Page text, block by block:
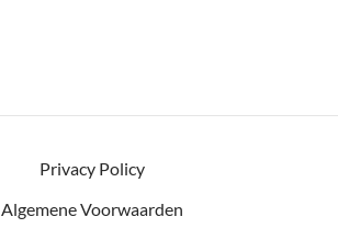
Privacy Policy
Algemene Voorwaarden